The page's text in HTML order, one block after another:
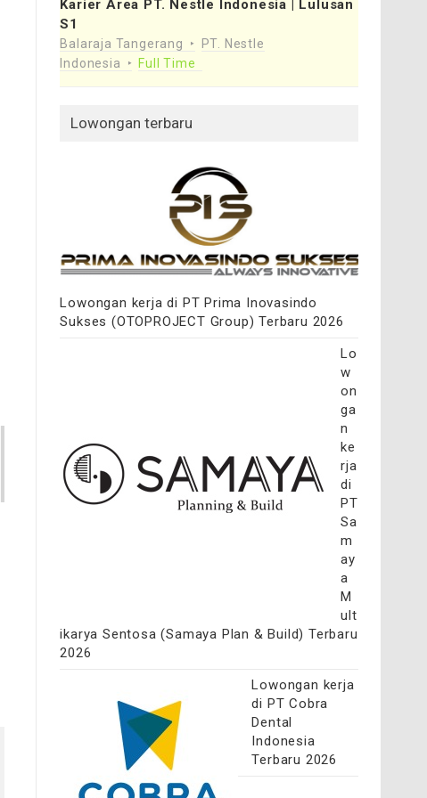
Karier Area PT. Nestle Indonesia | Lulusan
S1
Balaraja Tangerang
PT. Nestle
Indonesia
Full Time
Lowongan terbaru
Lowongan kerja di PT Prima Inovasindo
Sukses (OTOPROJECT Group) Terbaru 2026
Lo
w
on
ga
n
ke
rja
di
PT
Sa
m
ay
a
M
ult
ikarya Sentosa (Samaya Plan & Build) Terbaru
2026
Lowongan kerja
di PT Cobra
Dental
Indonesia
Terbaru 2026